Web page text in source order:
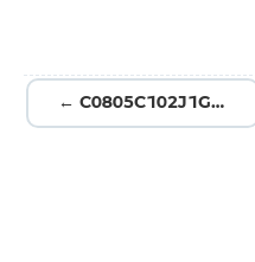
← C0805C102J1GAC7800